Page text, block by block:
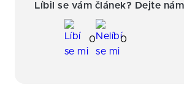
Líbil se vám článek? Dejte
0 0